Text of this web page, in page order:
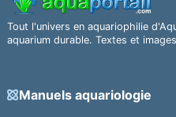
Tout l'univers en aquariophilie
aquarium durable. Textes et
Manuels aquariologie